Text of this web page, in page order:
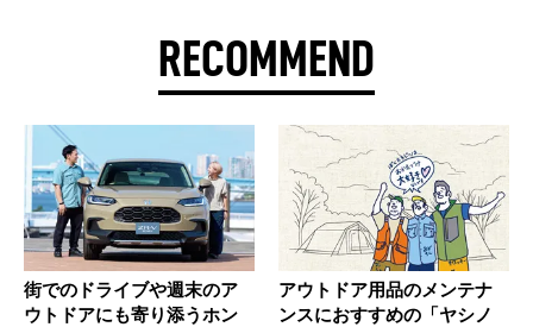
RECOMMEND
街でのドライブや週末のア
ウトドアにも寄り添うホン
アウトドア用品のメンテナ
ンスにおすすめの「ヤシノ